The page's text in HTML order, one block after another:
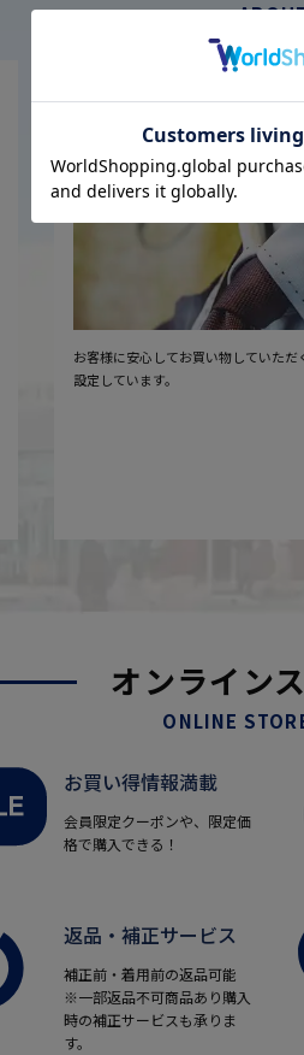
こだわり
厳しい品質管理
安心の実現
お客様に安心してお買い物していた
設定しています。
オンライン
ONLINE
お買い得情報満載
会員限定クーポンや、限定価
格で購入できる！
返品・補正サービス
補正前・着用前の返品可能
※一部返品不可商品あり購入
時の補正サービスも承りま
す。